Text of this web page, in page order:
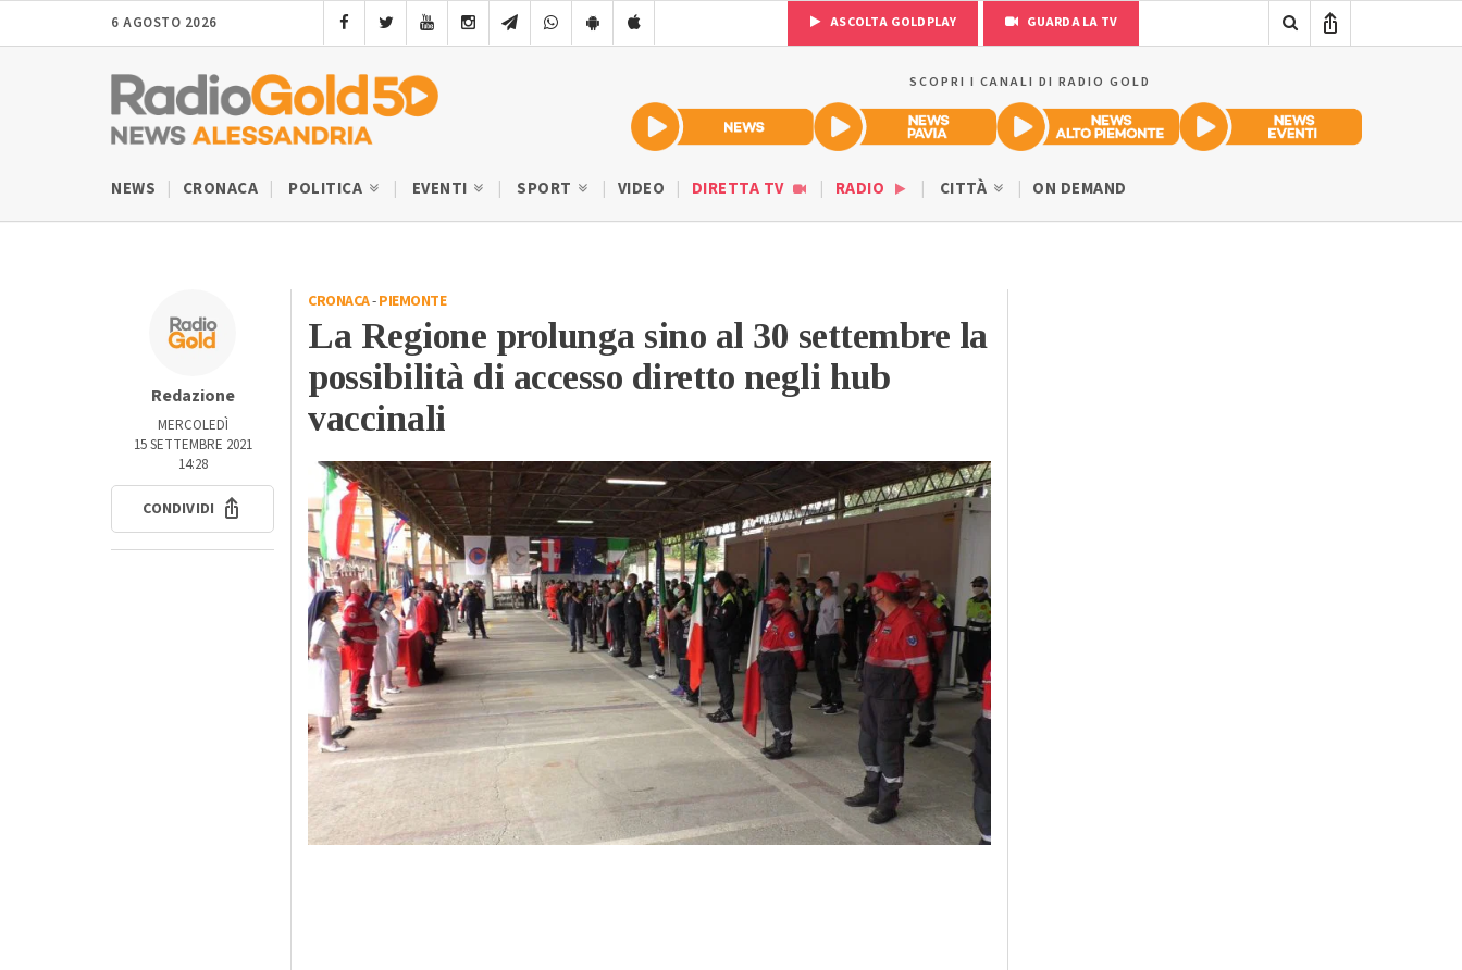
6 AGOSTO 2026 ASCOLTA GOLDPLAY GUARDA LA TV
SCOPRI I CANALI DI RADIO GOLD
NEWS CRONACA POLITICA EVENTI SPORT VIDEO DIRETTA TV RADIO CITTÀ ON DEMAND
Redazione
MERCOLEDÌ
15 SETTEMBRE 2021
14:28
CONDIVIDI
CRONACA-PIEMONTE
La Regione prolunga sino al 30 settembre la
possibilità di accesso diretto negli hub
vaccinali